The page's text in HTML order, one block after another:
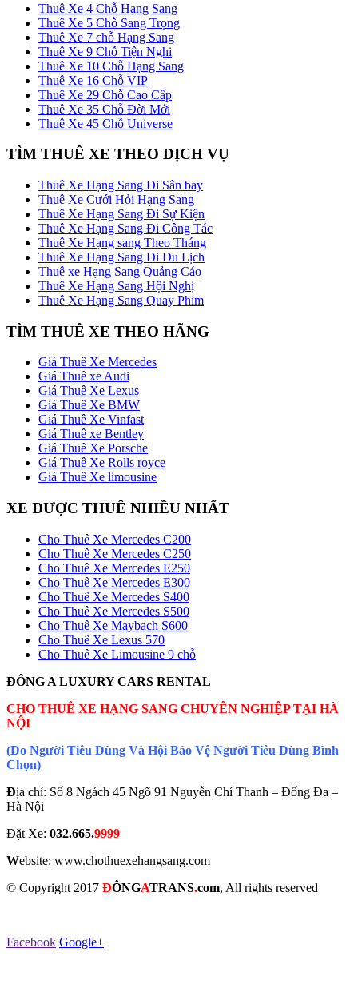
Thuê Xe 4 Chỗ Hạng Sang
Thuê Xe 5 Chỗ Sang Trọng
Thuê Xe 7 chỗ Hạng Sang
Thuê Xe 9 Chỗ Tiện Nghi
Thuê Xe 10 Chỗ Hạng Sang
Thuê Xe 16 Chỗ VIP
Thuê Xe 29 Chỗ Cao Cấp
Thuê Xe 35 Chỗ Đời Mới
Thuê Xe 45 Chỗ Universe
TÌM THUÊ XE THEO DỊCH VỤ
Thuê Xe Hạng Sang Đi Sân bay
Thuê Xe Cưới Hỏi Hạng Sang
Thuê Xe Hạng Sang Đi Sự Kiện
Thuê Xe Hạng Sang Đi Công Tác
Thuê Xe Hạng sang Theo Tháng
Thuê Xe Hạng Sang Đi Du Lịch
Thuê xe Hạng Sang Quảng Cáo
Thuê Xe Hạng Sang Hội Nghị
Thuê Xe Hạng Sang Quay Phim
TÌM THUÊ XE THEO HÃNG
Giá Thuê Xe Mercedes
Giá Thuê xe Audi
Giá Thuê Xe Lexus
Giá Thuê Xe BMW
Giá Thuê Xe Vinfast
Giá Thuê xe Bentley
Giá Thuê Xe Porsche
Giá Thuê Xe Rolls royce
Giá Thuê Xe limousine
XE ĐƯỢC THUÊ NHIỀU NHẤT
Cho Thuê Xe Mercedes C200
Cho Thuê Xe Mercedes C250
Cho Thuê Xe Mercedes E250
Cho Thuê Xe Mercedes E300
Cho Thuê Xe Mercedes S400
Cho Thuê Xe Mercedes S500
Cho Thuê Xe Maybach S600
Cho Thuê Xe Lexus 570
Cho Thuê Xe Limousine 9 chỗ
ĐÔNG A LUXURY CARS RENTAL
CHO THUÊ XE HẠNG SANG CHUYÊN NGHIỆP TẠI HÀ
NỘI
(Do Người Tiêu Dùng Và Hội Bảo Vệ Người Tiêu Dùng Bình
Chọn)
Địa chỉ: Số 8 Ngách 45 Ngõ 91 Nguyễn Chí Thanh – Đống Đa –
Hà Nội
Đặt Xe: 032.665.9999
Website: www.chothuexehangsang.com
© Copyright 2017 ĐÔNGATRANS.com, All rights reserved
Facebook Google+